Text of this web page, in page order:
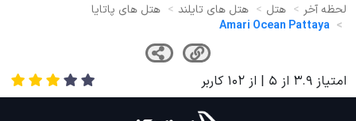
لحظه آخر هتل هتل های تایلند
هتل های پاتایا
Amari Ocean Pattaya
امتیاز 3.9 از 5 | از 102 کاربر